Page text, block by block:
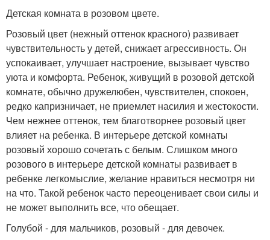
Детская комната в розовом цвете.
Розовый цвет (нежный оттенок красного) развивает
чувствительность у детей, снижает агрессивность. Он
успокаивает, улучшает настроение, вызывает чувство
уюта и комфорта. Ребенок, живущий в розовой детской
комнате, обычно дружелюбен, чувствителен, спокоен,
редко капризничает, не приемлет насилия и жестокости.
Чем нежнее оттенок, тем благотворнее розовый цвет
влияет на ребенка. В интерьере детской комнаты
розовый хорошо сочетать с белым. Слишком много
розового в интерьере детской комнаты развивает в
ребенке легкомыслие, желание нравиться несмотря ни
на что. Такой ребенок часто переоценивает свои силы и
не может выполнить все, что обещает.
Голубой - для мальчиков, розовый - для девочек.